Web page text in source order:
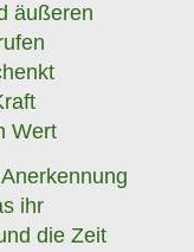
äußeren
Wert
ihr
die Zeit